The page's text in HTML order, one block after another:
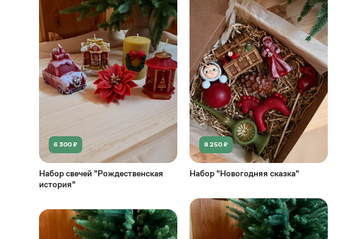
6 300 ₽
Набор свечей "Рождественская
история"
8 250 ₽
Набор "Новогодняя сказка"